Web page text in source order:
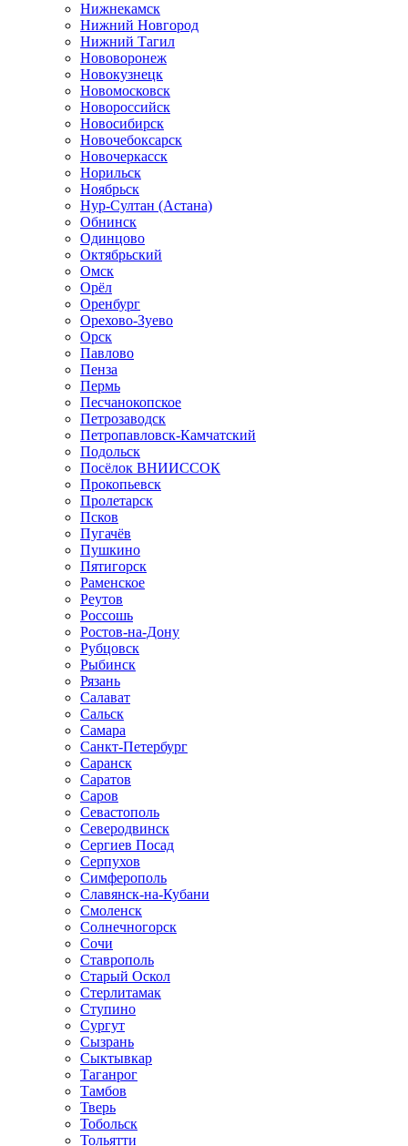
Нижнекамск
Нижний Новгород
Нижний Тагил
Нововоронеж
Новокузнецк
Новомосковск
Новороссийск
Новосибирск
Новочебоксарск
Новочеркасск
Норильск
Ноябрьск
Нур-Султан (Астана)
Обнинск
Одинцово
Октябрьский
Омск
Орёл
Оренбург
Орехово-Зуево
Орск
Павлово
Пенза
Пермь
Песчанокопское
Петрозаводск
Петропавловск-Камчатский
Подольск
Посёлок ВНИИССОК
Прокопьевск
Пролетарск
Псков
Пугачёв
Пушкино
Пятигорск
Раменское
Реутов
Россошь
Ростов-на-Дону
Рубцовск
Рыбинск
Рязань
Салават
Сальск
Самара
Санкт-Петербург
Саранск
Саратов
Саров
Севастополь
Северодвинск
Сергиев Посад
Серпухов
Симферополь
Славянск-на-Кубани
Смоленск
Солнечногорск
Сочи
Ставрополь
Старый Оскол
Стерлитамак
Ступино
Сургут
Сызрань
Сыктывкар
Таганрог
Тамбов
Тверь
Тобольск
Тольятти